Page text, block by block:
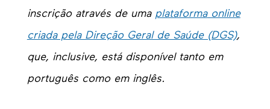
inscrição através de uma plataformaonline
criada pela Direção Geral de Saúde (DGS),
que, inclusive, está disponível tanto em
português como em inglês.